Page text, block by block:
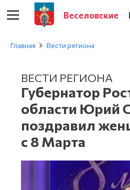
Веселовские
Главная Вести региона
ВЕСТИ РЕГИОНА
Губернатор
области Юрий
поздравил
с 8 Марта